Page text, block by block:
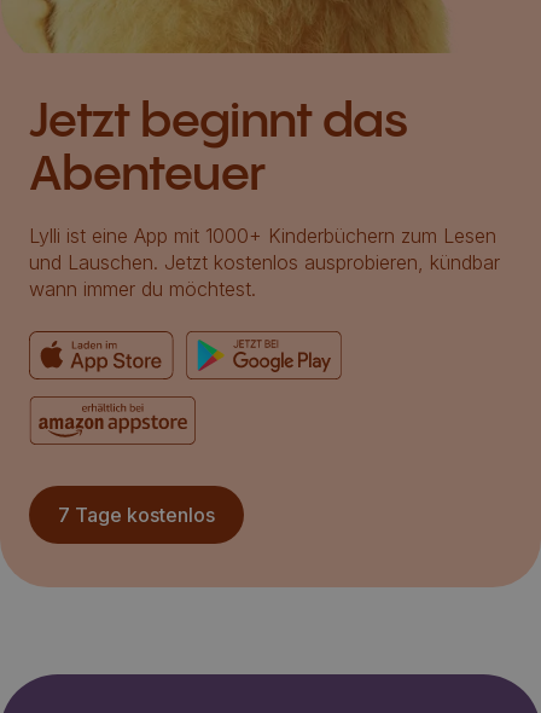
Jetzt beginnt das
Abenteuer
Lylli ist eine App mit 1000+ Kinderbüchern zum Lesen
und Lauschen. Jetzt kostenlos ausprobieren, kündbar
wann immer du möchtest.
7 Tage kostenlos